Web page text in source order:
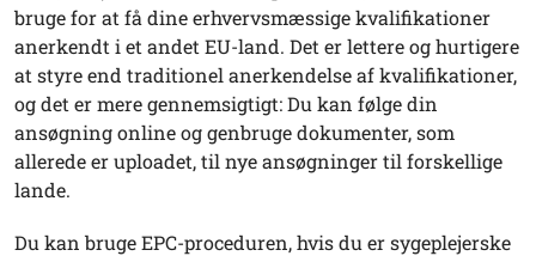
bruge for at få dine erhvervsmæssige kvalifikationer
anerkendt i et andet EU-land. Det er lettere og hurtigere
at styre end traditionel anerkendelse af kvalifikationer,
og det er mere gennemsigtigt: Du kan følge din
ansøgning online og genbruge dokumenter, som
allerede er uploadet, til nye ansøgninger til forskellige
lande.
Du kan bruge EPC-proceduren, hvis du er sygeplejerske